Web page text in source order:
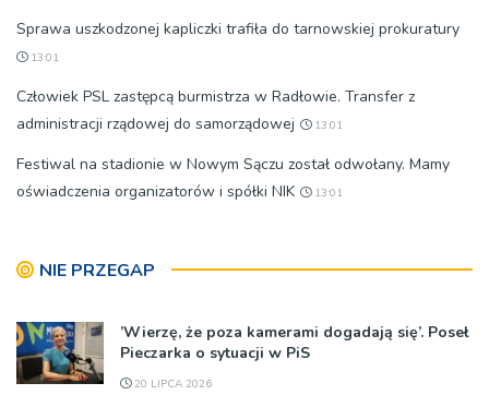
Sprawa uszkodzonej kapliczki trafiła do tarnowskiej prokuratury
13:01
Człowiek PSL zastępcą burmistrza w Radłowie. Transfer z
administracji rządowej do samorządowej
13:01
Festiwal na stadionie w Nowym Sączu został odwołany. Mamy
oświadczenia organizatorów i spółki NIK
13:01
NIE PRZEGAP
’Wierzę, że poza kamerami dogadają się’. Poseł
Pieczarka o sytuacji w PiS
20 LIPCA 2026